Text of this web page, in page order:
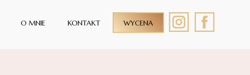
O MNIE KONTAKT WYCENA